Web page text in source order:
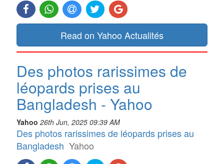
Read on Yahoo Actualités
Des photos rarissimes de
léopards prises au
Bangladesh - Yahoo
Yahoo 26th Jun, 2025 09:39 AM
Des photos rarissimes de léopards prises au
Bangladesh Yahoo